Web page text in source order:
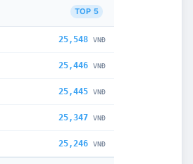
TOP 5
25,548 VNĐ
25,446 VNĐ
25,445 VNĐ
25,347 VNĐ
25,246 VNĐ